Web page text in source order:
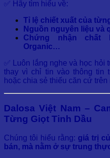
✅ Hãy tìm hiểu về:
Tỉ lệ chiết xuất của
Nguồn nguyên liệu và
Chứng nhận chất
Organic…
✅ Luôn lắng nghe và học hỏi
thay vì chỉ tin vào thông tin
hoặc chia sẻ thiếu căn cứ trên
Dalosa Việt Nam –
Từng Giọt Tinh Dầu
Chúng tôi hiểu rằng: giá trị
bán, mà nằm ở sự trung